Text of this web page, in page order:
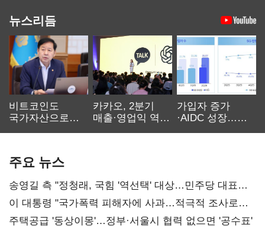
뉴스리듬
비트코인도
국가자산으로…'
카카오, 2분기
매출·영업익 역대
가입자 증가
·AIDC 성장…
주요 뉴스
송영길 측 "정청래, 국힘 '역선택' 대상…민주당 대표로
총선 지휘 못해"
이 대통령 "국가폭력 피해자에 사과…적극적 조사로
진실 밝혀야"
주택공급 '동상이몽'…정부·서울시 협력 없으면 '공수표'